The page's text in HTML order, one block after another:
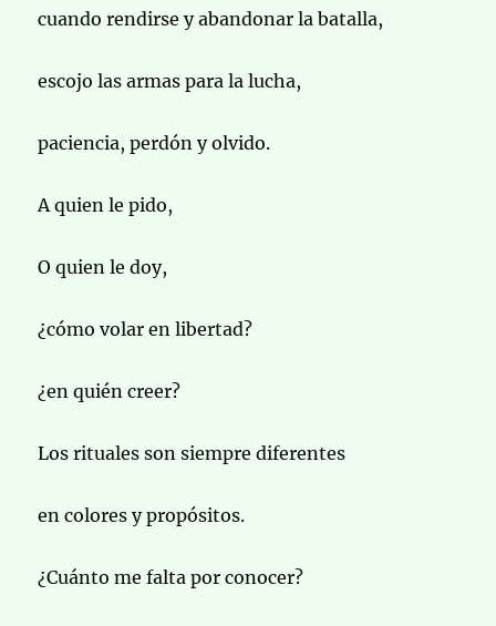
cuando rendirse y abandonar la batalla,
escojo las armas para la lucha,
paciencia, perdón y olvido.
A quien le pido,
O quien le doy,
¿cómo volar en libertad?
¿en quién creer?
Los rituales son siempre diferentes
en colores y propósitos.
¿Cuánto me falta por conocer?